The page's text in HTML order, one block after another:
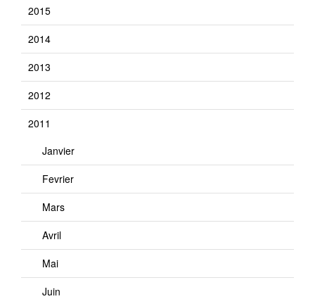
2015
2014
2013
2012
2011
Janvier
Fevrier
Mars
Avril
Mai
Juin